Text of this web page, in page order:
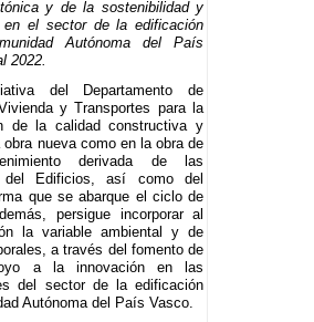
y de la sostenibilidad y
el sector de la edificación
Autónoma del País
2022.
del Departamento de
y Transportes para la
de la calidad constructiva y
nueva como en la obra de
derivada de las
del Edificios, así como del
que se abarque el ciclo de
persigue incorporar al
la variable ambiental y de
a través del fomento de
a la innovación en las
del sector de la edificación
Autónoma del País Vasco.